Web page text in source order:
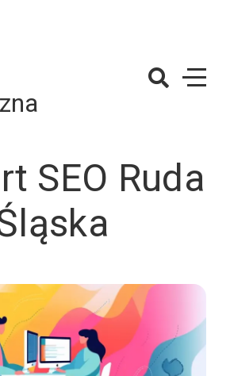
SEO Ruda